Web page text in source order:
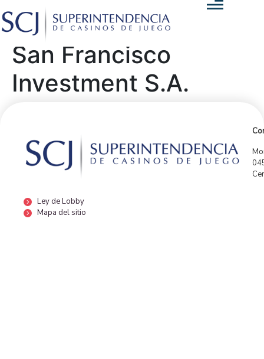
San Francisco
Investment S.A.
Ley de Lobby
Mapa del sitio